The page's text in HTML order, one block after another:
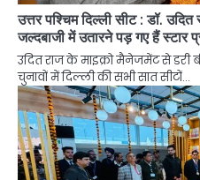
उत्तर पश्चिम दिल्ली सीट : डॉ.
जल्दबाजी में उतारने पड़ गए हैं स्टार
उदित राज के माइक्रो मैनेजमेंट से डरी
चुनावों में दिल्ली की सभी सात सीटों…